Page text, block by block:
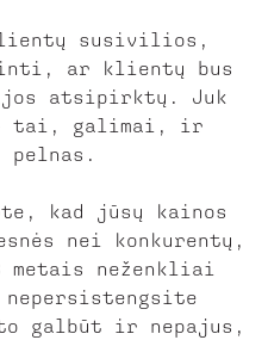
susivilios,
ar klientų bus
atsipirktų. Juk
– tai, galimai, ir
pelnas.
kad jūsų kainos
nei konkurentų,
metais neženkliai
galbūt ir nepajus,